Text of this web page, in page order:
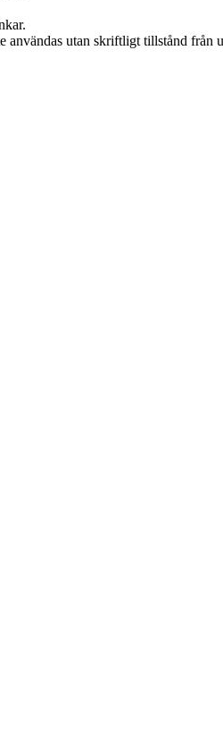
utan skriftligt tillstånd från